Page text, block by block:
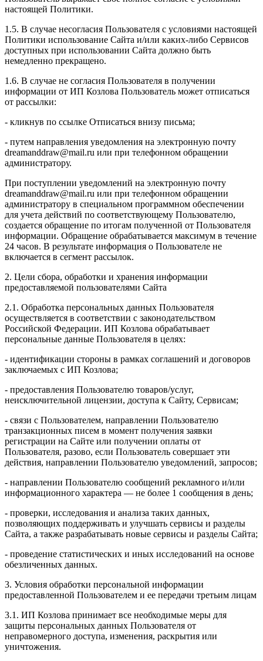
настоящей Политики.
1.5. В случае несогласия Пользователя с условиями настоящей
Политики использование Сайта и/или каких-либо Сервисов
доступных при использовании Сайта должно быть
немедленно прекращено.
1.6. В случае не согласия Пользователя в получении
информации от ИП Козлова Пользователь может отписаться
от рассылки:
- кликнув по ссылке Отписаться внизу письма;
- путем направления уведомления на электронную почту
dreamanddraw@mail.ru или при телефонном обращении
администратору.
При поступлении уведомлений на электронную почту
dreamanddraw@mail.ru или при телефонном обращении
администратору в специальном программном обеспечении
для учета действий по соответствующему Пользователю,
создается обращение по итогам полученной от Пользователя
информации. Обращение обрабатывается максимум в течение
24 часов. В результате информация о Пользователе не
включается в сегмент рассылок.
2. Цели сбора, обработки и хранения информации
предоставляемой пользователями Сайта
2.1. Обработка персональных данных Пользователя
осуществляется в соответствии с законодательством
Российской Федерации. ИП Козловa обрабатывает
персональные данные Пользователя в целях:
- идентификации стороны в рамках соглашений и договоров
заключаемых с ИП Козлова;
- предоставления Пользователю товаров/услуг,
неисключительной лицензии, доступа к Сайту, Сервисам;
- связи с Пользователем, направлении Пользователю
транзакционных писем в момент получения заявки
регистрации на Сайте или получении оплаты от
Пользователя, разово, если Пользователь совершает эти
действия, направлении Пользователю уведомлений, запросов;
- направлении Пользователю сообщений рекламного и/или
информационного характера — не более 1 сообщения в день;
- проверки, исследования и анализа таких данных,
позволяющих поддерживать и улучшать сервисы и разделы
Сайта, а также разрабатывать новые сервисы и разделы Сайта;
- проведение статистических и иных исследований на основе
обезличенных данных.
3. Условия обработки персональной информации
предоставленной Пользователем и ее передачи третьим лицам
3.1. ИП Козлова принимает все необходимые меры для
защиты персональных данных Пользователя от
неправомерного доступа, изменения, раскрытия или
уничтожения.